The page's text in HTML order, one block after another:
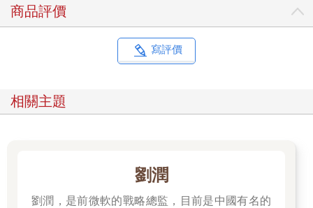
商品評價
寫評價
相關主題
劉潤
劉潤，是前微軟的戰略總監，目前是中國有名的